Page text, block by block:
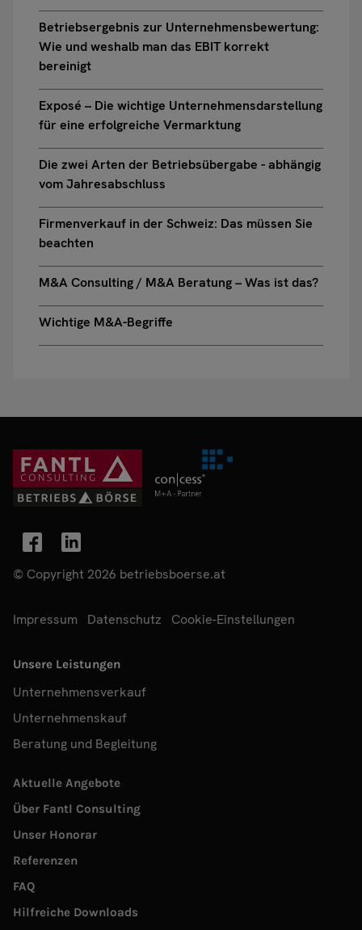
Betriebsergebnis zur Unternehmensbewertung:
Wie und weshalb man das EBIT korrekt
bereinigt
Exposé – Die wichtige Unternehmensdarstellung
für eine erfolgreiche Vermarktung
Die zwei Arten der Betriebsübergabe - abhängig
vom Jahresabschluss
Firmenverkauf in der Schweiz: Das müssen Sie
beachten
M&A Consulting / M&A Beratung – Was ist das?
Wichtige M&A-Begriffe
© Copyright 2026 betriebsboerse.at
Impressum Datenschutz Cookie-Einstellungen
Unsere Leistungen
Unternehmensverkauf
Unternehmenskauf
Beratung und Begleitung
Aktuelle Angebote
Über Fantl Consulting
Unser Honorar
Referenzen
FAQ
Hilfreiche Downloads